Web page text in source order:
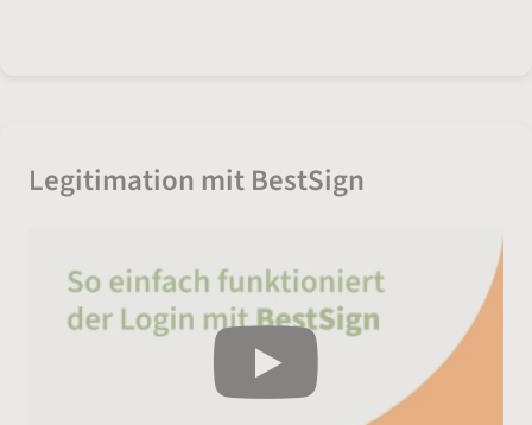
Legitimation mit BestSign